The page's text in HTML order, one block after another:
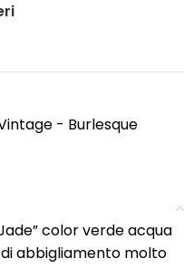
- Burlesque
color verde acqua
abbigliamento molto